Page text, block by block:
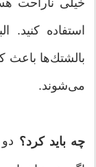
خیلی ناراحت
استفاده کنید.
بالشتك‌ها باعث
می‌شوند.
چه باید کرد؟